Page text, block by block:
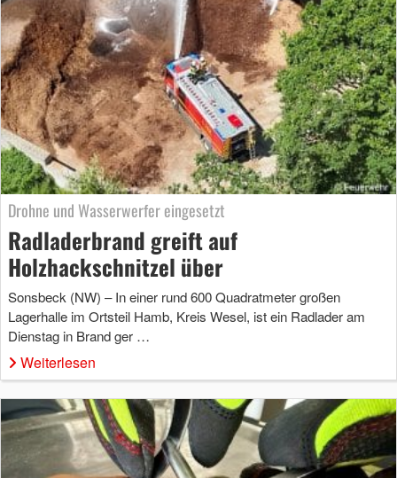
Drohne und Wasserwerfer eingesetzt
Radladerbrand greift auf
Holzhackschnitzel über
Sonsbeck (NW) – In einer rund 600 Quadratmeter großen
Lagerhalle im Ortsteil Hamb, Kreis Wesel, ist ein Radlader am
Dienstag in Brand ger …
Weiterlesen